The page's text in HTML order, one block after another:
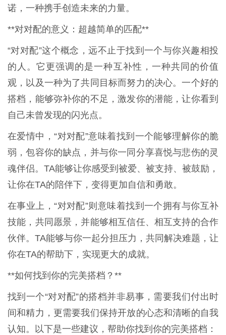
诺，一种携手创造未来的力量。
**对对配的意义：超越简单的匹配**
“对对配”这个概念，远不止于找到一个与你兴趣相投
的人。它更强调的是一种互补性，一种共同的价值
观，以及一种为了共同目标而努力的决心。一个好的
搭档，能够弥补你的不足，激发你的潜能，让你看到
自己未曾发现的闪光点。
在爱情中，“对对配”意味着找到一个能够理解你的脆
弱，包容你的缺点，并与你一同分享喜悦与悲伤的灵
魂伴侣。TA能够让你感受到被爱、被支持、被鼓励，
让你在TA的陪伴下，变得更加自信和勇敢。
在事业上，“对对配”则意味着找到一个拥有与你互补
技能，共同愿景，并能够相互信任、相互支持的合作
伙伴。TA能够与你一起分担压力，共同解决难题，让
你在TA的帮助下，实现更大的成就。
**如何找到你的完美搭档？**
找到一个“对对配”的搭档并非易事，需要我们付出时
间和精力，更需要我们保持开放的心态和清晰的自我
认知。以下是一些建议，帮助你找到你的完美搭档：